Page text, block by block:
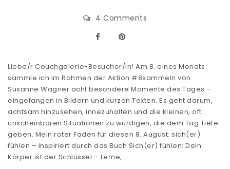
4 Comments
Liebe/r Couchgalerie-Besucher/in! Am 8. eines Monats
sammle ich im Rahmen der Aktion #8sammeln von
Susanne Wagner acht besondere Momente des Tages –
eingefangen in Bildern und kurzen Texten. Es geht darum,
achtsam hinzusehen, innezuhalten und die kleinen, oft
unscheinbaren Situationen zu würdigen, die dem Tag Tiefe
geben. Mein roter Faden für diesen 8. August: sich(er)
fühlen – inspiriert durch das Buch Sich(er) fühlen: Dein
Körper ist der Schlüssel – Lerne,…